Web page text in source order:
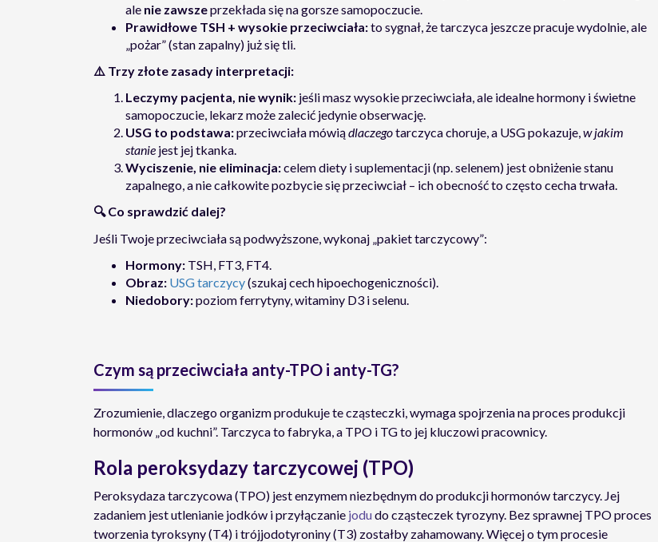
ale nie zawszeprzekłada się na gorsze samopoczucie.
Prawidłowe TSH + wysokie przeciwciała:to sygnał, że tarczyca jeszcze pracuje wydolnie, ale
„pożar” (stan zapalny) już się tli.
⚠️ Trzy złote zasady interpretacji:
Leczymy pacjenta, nie wynik: jeśli masz wysokie przeciwciała, ale idealne hormony i świetne
samopoczucie, lekarz może zalecić jedynie obserwację.
USG to podstawa:przeciwciała mówiądlaczegotarczyca choruje, a USG pokazuje,w jakim
stanie jest jej tkanka.
Wyciszenie, nie eliminacja:celem diety i suplementacji (np. selenem) jest obniżenie stanu
zapalnego, a nie całkowite pozbycie się przeciwciał – ich obecność to często cecha trwała.
🔍Co sprawdzić dalej?
Jeśli Twoje przeciwciała są podwyższone, wykonaj „pakiet tarczycowy”:
Hormony: TSH, FT3, FT4.
Obraz: USG tarczycy(szukaj cech hipoechogeniczności).
Niedobory:poziom ferrytyny, witaminy D3 i selenu.
Czym są przeciwciała anty-TPO i anty-TG?
Zrozumienie, dlaczego organizm produkuje te cząsteczki, wymaga spojrzenia na proces produkcji
hormonów „od kuchni”. Tarczyca to fabryka, a TPO i TG to jej kluczowi pracownicy.
Rola peroksydazy tarczycowej (TPO)
Peroksydaza tarczycowa (TPO) jest enzymem niezbędnym do produkcji hormonów tarczycy. Jej
zadaniem jest utlenianie jodków i przyłączanie jodudo cząsteczek tyrozyny. Bez sprawnej TPO proces
tworzenia tyroksyny (T4) i trójjodotyroniny (T3) zostałby zahamowany. Więcej o tym procesie